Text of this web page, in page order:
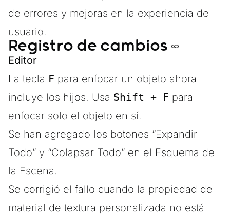
de errores y mejoras en la experiencia de
usuario.
Registro de cambios
Editor
La tecla F para enfocar un objeto ahora
incluye los hijos. Usa Shift + F para
enfocar solo el objeto en sí.
Se han agregado los botones “Expandir
Todo” y “Colapsar Todo” en el Esquema de
la Escena.
Se corrigió el fallo cuando la propiedad de
material de textura personalizada no está